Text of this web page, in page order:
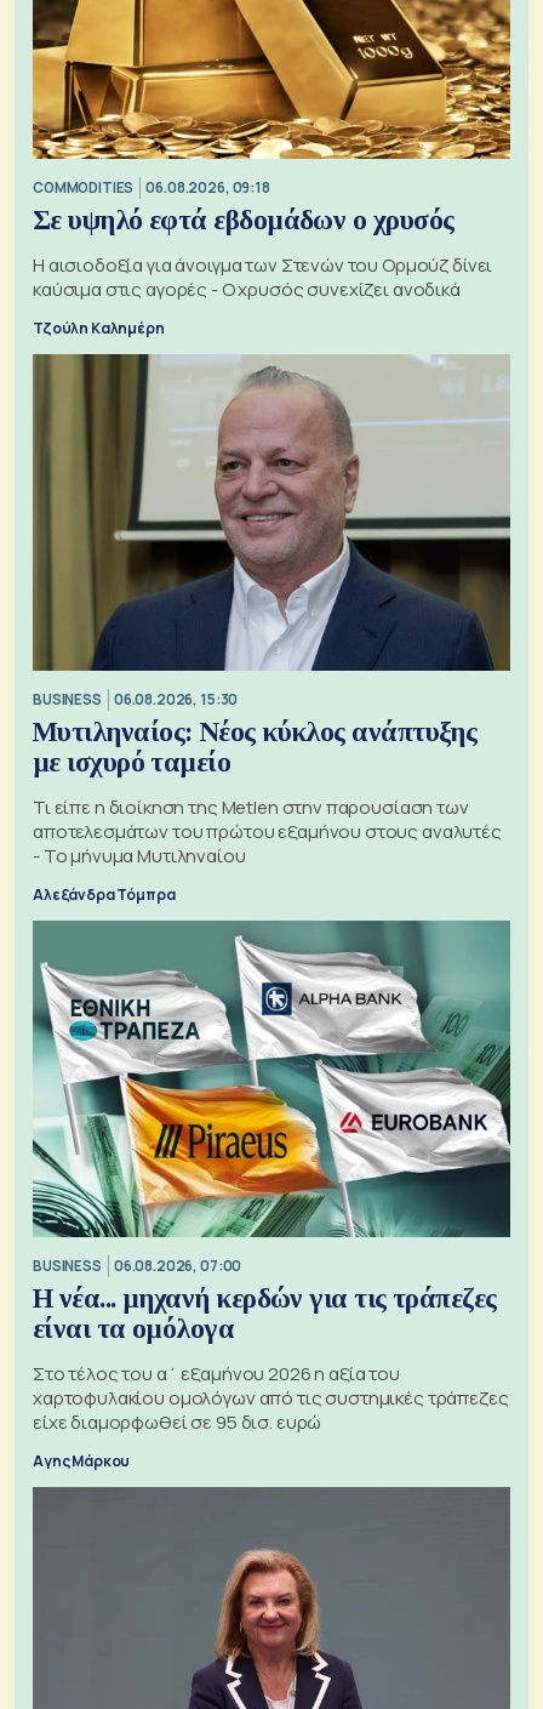
COMMODITIES 06.08.2026, 09:18
Σε υψηλό εφτά εβδομάδων ο χρυσός
Η αισιοδοξία για άνοιγμα των Στενών του Ορμούζ δίνει
καύσιμα στις αγορές - Ο χρυσός συνεχίζει ανοδικά
Τζούλη Καλημέρη
BUSINESS 06.08.2026, 15:30
Μυτιληναίος: Νέος κύκλος ανάπτυξης
με ισχυρό ταμείο
Τι είπε η διοίκηση της Metlen στην παρουσίαση των
αποτελεσμάτων του πρώτου εξαμήνου στους αναλυτές
- Το μήνυμα Μυτιληναίου
Αλεξάνδρα Τόμπρα
BUSINESS 06.08.2026, 07:00
Η νέα... μηχανή κερδών για τις τράπεζες
είναι τα ομόλογα
Στο τέλος του α΄ εξαμήνου 2026 η αξία του
χαρτοφυλακίου ομολόγων από τις συστημικές τράπεζες
είχε διαμορφωθεί σε 95 δισ. ευρώ
Αγης Μάρκου